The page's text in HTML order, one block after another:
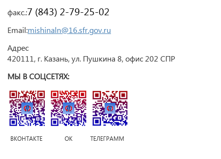
факс.:7 (843) 2-79-25-02
Email:mishinaln@16.sfr.gov.ru
Адрес
420111, г. Казань, ул. Пушкина 8, офис 202 СПР
МЫ В СОЦСЕТЯХ:
ВКОНТАКТЕ ОК ТЕЛЕГРАММ